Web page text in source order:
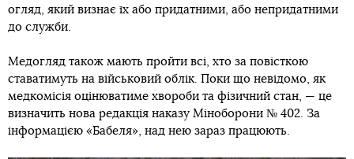
огляд, який визнає їх або придатними, або непридатними
до служби.
Медогляд також мають пройти всі, хто за повісткою
ставатимуть на військовий облік. Поки що невідомо, як
медкомісія оцінюватиме хвороби та фізичний стан, — це
визначить нова редакція наказу Міноборони № 402. За
інформацією «Бабеля», над нею зараз працюють.